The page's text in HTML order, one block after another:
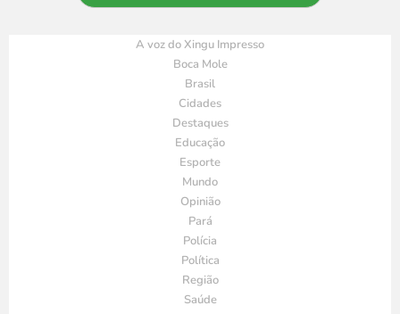
A voz do Xingu Impresso
Boca Mole
Brasil
Cidades
Destaques
Educação
Esporte
Mundo
Opinião
Pará
Polícia
Política
Região
Saúde